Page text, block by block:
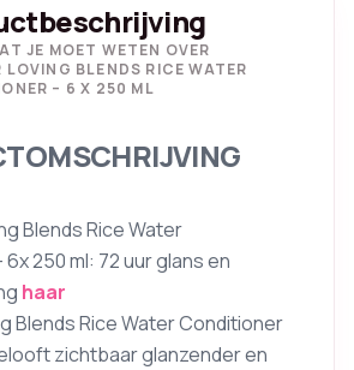
JE MOET WETEN OVER
LOVING BLENDS RICE WATER
– 6 X 250 ML
Blends Rice Water
250 ml: 72 uur glans en
haar
Blends Rice Water Conditioner
zichtbaar glanzender en